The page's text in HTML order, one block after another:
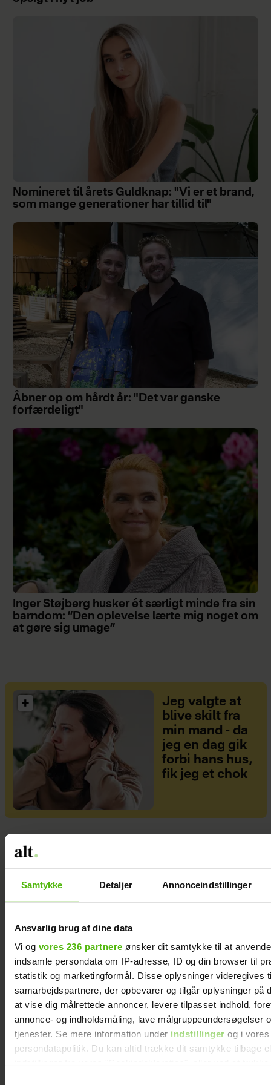
Samtykke Detaljer Annonceindstillinger
Ansvarlig brug af dine data
Vi og vores 236 partnere ønsker dit samtykke til at
indsamle persondata om IP-adresse, ID og din browser til
statistik og marketingformål. Disse oplysninger videregives
samarbejdspartnere, der opbevarer og tilgår oplysninger på
at vise dig målrettede annoncer, levere tilpasset indhold,
annonce- og indholdsmåling, lave målgruppeundersøgelser
tjenester. Se mere information under indstillinger og i vores
persondatapolitik. Du kan altid trække dit samtykke tilbage
Nomineret til årets Guldknap: "Vi er et brand,
som mange generationer har tillid til"
Åbner op om hårdt år: "Det var ganske
forfærdeligt"
Inger Støjberg husker ét særligt minde fra sin
barndom: ”Den oplevelse lærte mig noget om
at gøre sig umage”
Jeg valgte at
blive skilt fra
min mand - da
jeg en dag gik
forbi hans hus,
fik jeg et chok